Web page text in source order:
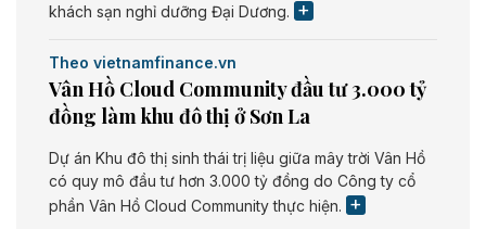
khách sạn nghỉ dưỡng Đại Dương.
Theo vietnamfinance.vn
Vân Hồ Cloud Community đầu tư 3.000 tỷ
đồng làm khu đô thị ở Sơn La
Dự án Khu đô thị sinh thái trị liệu giữa mây trời Vân Hồ
có quy mô đầu tư hơn 3.000 tỷ đồng do Công ty cổ
phần Vân Hồ Cloud Community thực hiện.